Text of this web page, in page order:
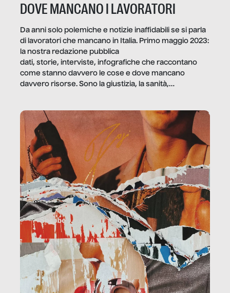
DOVE MANCANO I LAVORATORI
Da anni solo polemiche e notizie inaffidabili se si parla
di lavoratori che mancano in Italia. Primo maggio 2023:
la nostra redazione pubblica
dati, storie, interviste, infografiche che raccontano
come stanno davvero le cose e dove mancano
davvero risorse. Sono la giustizia, la sanità,